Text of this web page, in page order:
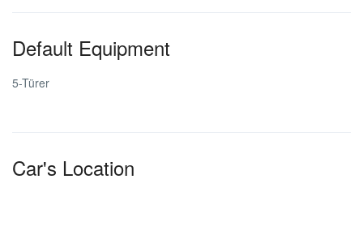
Default Equipment
5-Türer
Car's Location